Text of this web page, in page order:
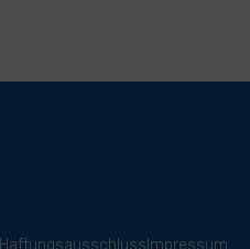
Haftungsausschluss Impressum